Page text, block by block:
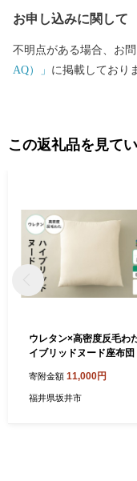
ただいた個人情報は、
せていただき、その手
ご連絡ください。
お申し込みに関して
不明点がある場合、お
AQ）」 に掲載しており
この返礼品を見て
ウレタン×高密度反毛わ
イブリッドヌード座布団
リ） [A-20449]
寄附金額 11,000円
福井県坂井市